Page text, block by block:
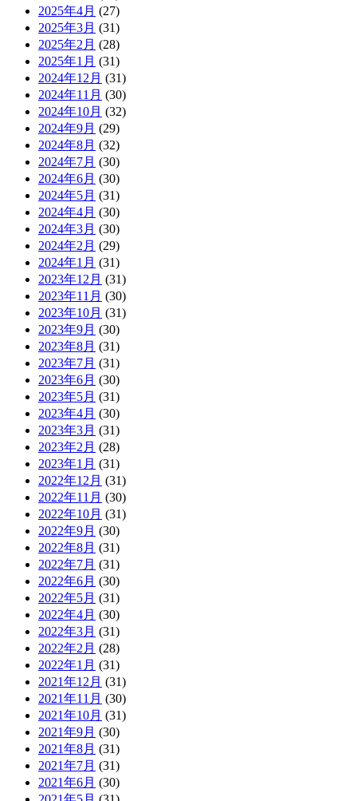
2025年4月 (27)
2025年3月 (31)
2025年2月 (28)
2025年1月 (31)
2024年12月 (31)
2024年11月 (30)
2024年10月 (32)
2024年9月 (29)
2024年8月 (32)
2024年7月 (30)
2024年6月 (30)
2024年5月 (31)
2024年4月 (30)
2024年3月 (30)
2024年2月 (29)
2024年1月 (31)
2023年12月 (31)
2023年11月 (30)
2023年10月 (31)
2023年9月 (30)
2023年8月 (31)
2023年7月 (31)
2023年6月 (30)
2023年5月 (31)
2023年4月 (30)
2023年3月 (31)
2023年2月 (28)
2023年1月 (31)
2022年12月 (31)
2022年11月 (30)
2022年10月 (31)
2022年9月 (30)
2022年8月 (31)
2022年7月 (31)
2022年6月 (30)
2022年5月 (31)
2022年4月 (30)
2022年3月 (31)
2022年2月 (28)
2022年1月 (31)
2021年12月 (31)
2021年11月 (30)
2021年10月 (31)
2021年9月 (30)
2021年8月 (31)
2021年7月 (31)
2021年6月 (30)